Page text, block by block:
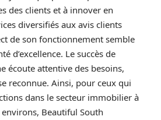
des clients et à innover en
diversifiés aux avis clients
de son fonctionnement semble
d’excellence. Le succès de
écoute attentive des besoins,
reconnue. Ainsi, pour ceux qui
dans le secteur immobilier à
Beautiful South